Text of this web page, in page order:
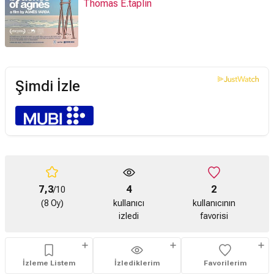
Thomas E.taplin
Şimdi İzle
7,3/10
(8 Oy)
4
kullanıcı
izledi
2
kullanıcının
favorisi
İzleme Listem İzlediklerim Favorilerim